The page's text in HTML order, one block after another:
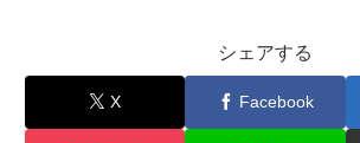
シェアする
X Facebook